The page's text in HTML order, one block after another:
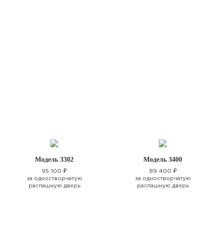
Модель 3302
95 100 ₽
за одностворчатую
распашную дверь
Модель 3400
89 400 ₽
за одностворчатую
распашную дверь